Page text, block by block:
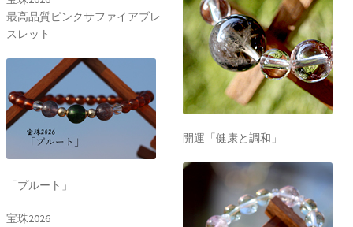
最高品質ピンクサファイアブレ
スレット
「プルート」
宝珠2026
開運「健康と調和」